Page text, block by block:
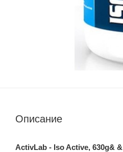
Описание
ActivLab - Iso Active, 630g& &